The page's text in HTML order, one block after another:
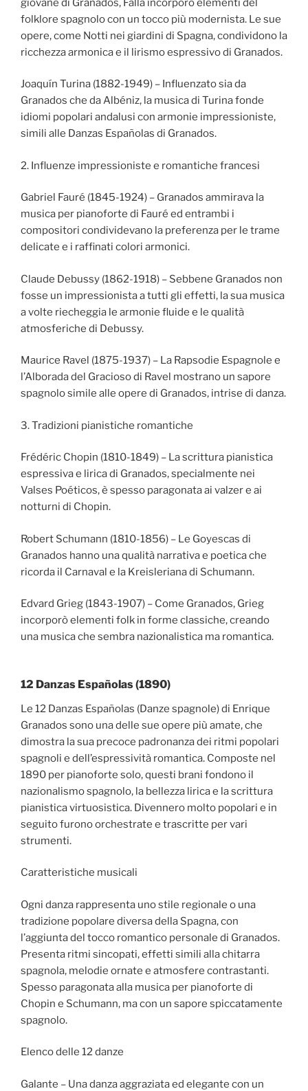
giovane di Granados, Falla incorporò elementi del
folklore spagnolo con un tocco più modernista. Le sue
opere, come Notti nei giardini di Spagna, condividono la
ricchezza armonica e il lirismo espressivo di Granados.
Joaquín Turina (1882-1949) – Influenzato sia da
Granados che da Albéniz, la musica di Turina fonde
idiomi popolari andalusi con armonie impressioniste,
simili alle Danzas Españolas di Granados.
2. Influenze impressioniste e romantiche francesi
Gabriel Fauré (1845-1924) – Granados ammirava la
musica per pianoforte di Fauré ed entrambi i
compositori condividevano la preferenza per le trame
delicate e i raffinati colori armonici.
Claude Debussy (1862-1918) – Sebbene Granados non
fosse un impressionista a tutti gli effetti, la sua musica
a volte riecheggia le armonie fluide e le qualità
atmosferiche di Debussy.
Maurice Ravel (1875-1937) – La Rapsodie Espagnole e
l’Alborada del Gracioso di Ravel mostrano un sapore
spagnolo simile alle opere di Granados, intrise di danza.
3. Tradizioni pianistiche romantiche
Frédéric Chopin (1810-1849) – La scrittura pianistica
espressiva e lirica di Granados, specialmente nei
Valses Poéticos, è spesso paragonata ai valzer e ai
notturni di Chopin.
Robert Schumann (1810-1856) – Le Goyescas di
Granados hanno una qualità narrativa e poetica che
ricorda il Carnaval e la Kreisleriana di Schumann.
Edvard Grieg (1843-1907) – Come Granados, Grieg
incorporò elementi folk in forme classiche, creando
una musica che sembra nazionalistica ma romantica.
12 Danzas Españolas (1890)
Le 12 Danzas Españolas (Danze spagnole) di Enrique
Granados sono una delle sue opere più amate, che
dimostra la sua precoce padronanza dei ritmi popolari
spagnoli e dell’espressività romantica. Composte nel
1890 per pianoforte solo, questi brani fondono il
nazionalismo spagnolo, la bellezza lirica e la scrittura
pianistica virtuosistica. Divennero molto popolari e in
seguito furono orchestrate e trascritte per vari
strumenti.
Caratteristiche musicali
Ogni danza rappresenta uno stile regionale o una
tradizione popolare diversa della Spagna, con
l’aggiunta del tocco romantico personale di Granados.
Presenta ritmi sincopati, effetti simili alla chitarra
spagnola, melodie ornate e atmosfere contrastanti.
Spesso paragonata alla musica per pianoforte di
Chopin e Schumann, ma con un sapore spiccatamente
spagnolo.
Elenco delle 12 danze
Galante – Una danza aggraziata ed elegante con un